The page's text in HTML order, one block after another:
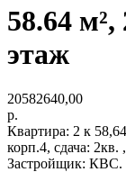
58.64
этаж
20582640,00
р.
Квартира: 2 к
корп.4, сдача:
Застройщик: КВС.